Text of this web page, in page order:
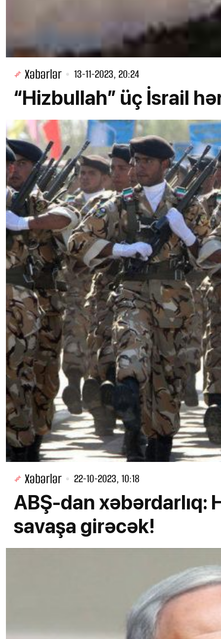
Xəbərlər 13-11-2023, 20:24
“Hizbullah” üç İsrail
Xəbərlər 22-10-2023, 10:18
ABŞ-dan xəbərdarlıq:
savaşa girəcək!